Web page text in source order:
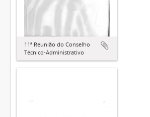
11ª Reunião do Conselho
Técnico-Administrativo